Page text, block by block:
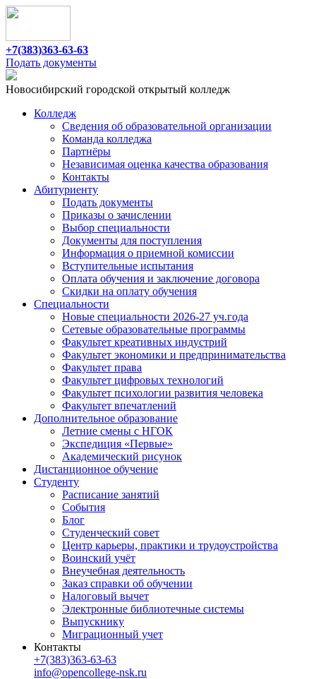
+7(383)363-63-63
Подать документы
Новосибирский городской открытый колледж
Колледж
Сведения об образовательной организации
Команда колледжа
Партнёры
Независимая оценка качества образования
Контакты
Абитуриенту
Подать документы
Приказы о зачислении
Выбор специальности
Документы для поступления
Информация о приемной комиссии
Вступительные испытания
Оплата обучения и заключение договора
Cкидки на оплату обучения
Специальности
Новые специальности 2026-27 уч.года
Сетевые образовательные программы
Факультет креативных индустрий
Факультет экономики и предпринимательства
Факультет права
Факультет цифровых технологий
Факультет психологии развития человека
Факультет впечатлений
Дополнительное образование
Летние смены с НГОК
Экспедиция «Первые»
Академический рисунок
Дистанционное обучение
Студенту
Расписание занятий
События
Блог
Студенческий совет
Центр карьеры, практики и трудоустройства
Воинский учёт
Внеучебная деятельность
Заказ справки об обучении
Налоговый вычет
Электронные библиотечные системы
Выпускнику
Миграционный учет
Контакты
+7(383)363-63-63
info@opencollege-nsk.ru